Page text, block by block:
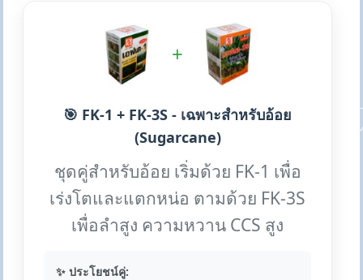
+
🎯 FK-1 + FK-3S - เฉพาะสำหรับอ้อย
(Sugarcane)
ชุดคู่สำหรับอ้อย เริ่มด้วย FK-1 เพื่อ
เร่งโตและแตกหน่อ ตามด้วย FK-3S
เพื่อลำสูง ความหวาน CCS สูง
✨ ประโยชน์คู่: